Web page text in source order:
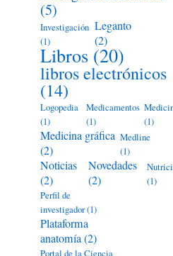
(5)
Investigación
(1)
Leganto
(2)
Libros (20)
libros electrónicos
(14)
Logopedia
(1)
Medicamentos
(1)
(1)
Medicina gráfica
(2)
Medline
(1)
Noticias
(2)
Novedades
(2)
(1)
Perfil de
investigador(1)
Plataforma
anatomía(2)
Portal de la Ciencia